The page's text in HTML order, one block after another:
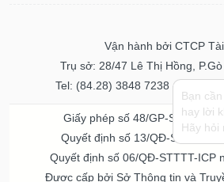
Vận hành bởi CTCP Tài
Trụ sở: 28/47 Lê Thị Hồng,
Tel: (84.28) 3848 7238 - Fax:
Giấy phép số 48/GP-STTTT
Quyết định số 13/QĐ-STTTT
Quyết định số 06/QĐ-STTTT-ICP
Được cấp bởi Sở Thông tin và
Bạn
hay lời
Hãy hỏi
ĐỘNG